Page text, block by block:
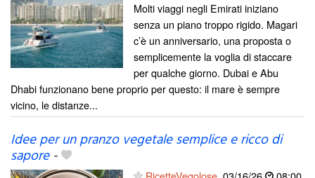
Molti viaggi negli Emirati iniziano
senza un piano troppo rigido. Magari
c’è un anniversario, una proposta o
semplicemente la voglia di staccare
per qualche giorno. Dubai e Abu
Dhabi funzionano bene proprio per questo: il mare è sempre
vicino, le distanze...
Idee per un pranzo vegetale semplice e ricco di
sapore-